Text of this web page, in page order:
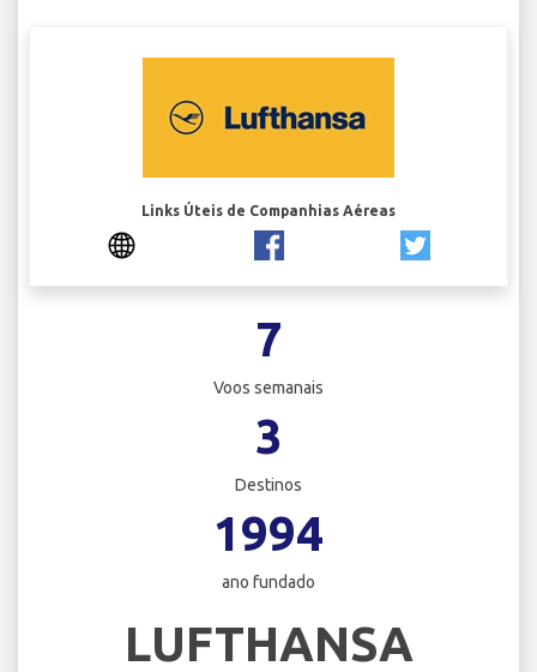
Links Úteis de Companhias Aéreas
7
Voos semanais
3
Destinos
1994
ano fundado
LUFTHANSA